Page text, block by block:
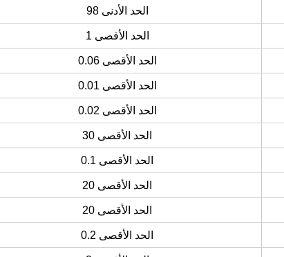
الحد الأدنى 98
الحد الأقصى 1
الحد الأقصى 0.06
الحد الأقصى 0.01
الحد الأقصى 0.02
الحد الأقصى 30
الحد الأقصى 0.1
الحد الأقصى 20
الحد الأقصى 20
الحد الأقصى 0.2